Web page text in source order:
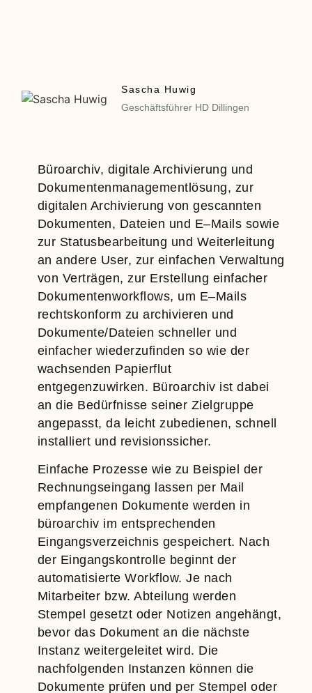
Sascha Huwig
Geschäftsführer HD Dillingen
Büroarchiv, digitale Archivierung und
Dokumentenmanagementlösung, zur
digitalen Archivierung von gescannten
Dokumenten, Dateien und E–Mails sowie
zur Statusbearbeitung und Weiterleitung
an andere User, zur einfachen Verwaltung
von Verträgen, zur Erstellung einfacher
Dokumentenworkflows, um E–Mails
rechtskonform zu archivieren und
Dokumente/Dateien schneller und
einfacher wiederzufinden so wie der
wachsenden Papierflut
entgegenzuwirken. Büroarchiv ist dabei
an die Bedürfnisse seiner Zielgruppe
angepasst, da leicht zubedienen, schnell
installiert und revisionssicher.
Einfache Prozesse wie zu Beispiel der
Rechnungseingang lassen per Mail
empfangenen Dokumente werden in
büroarchiv im entsprechenden
Eingangsverzeichnis gespeichert. Nach
der Eingangskontrolle beginnt der
automatisierte Workflow. Je nach
Mitarbeiter bzw. Abteilung werden
Stempel gesetzt oder Notizen angehängt,
bevor das Dokument an die nächste
Instanz weitergeleitet wird. Die
nachfolgenden Instanzen können die
Dokumente prüfen und per Stempel oder